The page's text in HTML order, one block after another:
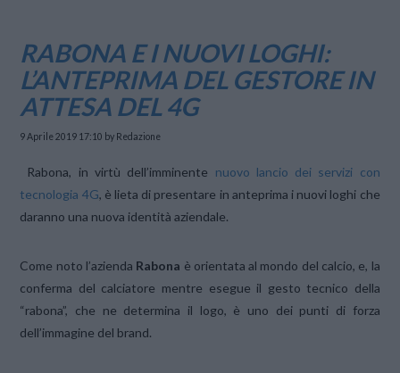
RABONA E I NUOVI LOGHI:
L’ANTEPRIMA DEL GESTORE IN
ATTESA DEL 4G
9 Aprile 2019 17:10 by Redazione
Rabona, in virtù dell’imminente nuovo lancio dei servizi con
tecnologia 4G, è lieta di presentare in anteprima i nuovi loghi che
daranno una nuova identità aziendale.
Come noto l’azienda Rabona è orientata al mondo del calcio, e, la
conferma del calciatore mentre esegue il gesto tecnico della
“rabona”, che ne determina il logo, è uno dei punti di forza
dell’immagine del brand.